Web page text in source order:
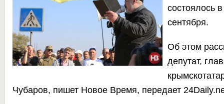
состоялось
сентября.
Об этом
депутат,
Чубаров, пишет Новое Время, передает